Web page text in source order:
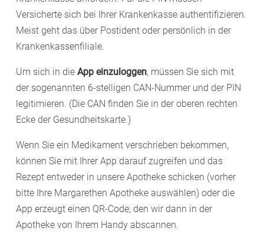
Versicherte sich bei Ihrer Krankenkasse authentifizieren.
Meist geht das über Postident oder persönlich in der
Krankenkassenfiliale.
Um sich in die App einzuloggen, müssen Sie sich mit
der sogenannten 6-stelligen CAN-Nummer und der PIN
legitimieren. (Die CAN finden Sie in der oberen rechten
Ecke der Gesundheitskarte.)
Wenn Sie ein Medikament verschrieben bekommen,
können Sie mit Ihrer App darauf zugreifen und das
Rezept entweder in unsere Apotheke schicken (vorher
bitte Ihre Margarethen Apotheke auswählen) oder die
App erzeugt einen QR-Code, den wir dann in der
Apotheke von Ihrem Handy abscannen.